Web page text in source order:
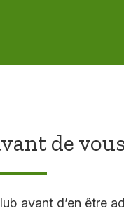
de
avant d’en être